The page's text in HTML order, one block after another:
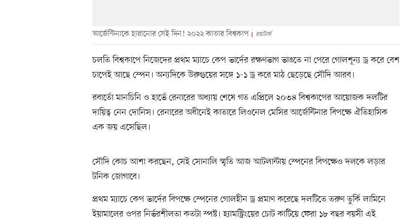
আর্জেন্টিনাকে হারানোর সেই দিন! ২০২২ কাতার বিশ্বকাপ রয়টার্স
চলতি বিশ্বকাপে নিজেদের প্রথম ম্যাচে কেপ ভার্দের রক্ষণভাগ ভাঙতে না পেরে গোলশূন্য ড্র করে বেশ
চাপেই আছে স্পেন। অন্যদিকে উরুগুয়ের সঙ্গে ১-১ ড্র করে মাঠ ছেড়েছে সৌদি আরব।
রবার্তো মানচিনি ও হার্ভে রেনারের অধ্যায় শেষে গত এপ্রিলে ২০৩৪ বিশ্বকাপের আয়োজক দলটির
দায়িত্ব নেন দোনিস। রেনারের অধীনেই কাতারে লিওনেল মেসির আর্জেন্টিনার বিপক্ষে ঐতিহাসিক
এক জয় এসেছিল।
সৌদি কোচ আশা করছেন, সেই সোনালি স্মৃতি আজ আটলান্টায় স্পেনের বিপক্ষেও দলকে লড়ার
টনিক জোগাবে।
প্রথম ম্যাচে কেপ ভার্দের বিপক্ষে স্পেনের গোলহীন ড্র প্রমাণ করেছে দলটিতে তরুণ তুর্কি লামিনে
ইয়ামালের ওপর নির্ভরশীলতা কতটা স্পষ্ট। হ্যামস্ট্রিংয়ের চোট কাটিয়ে ফেরা ১৮ বছর বয়সী এই